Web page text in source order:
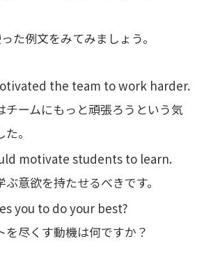
た例文をみてみましょう。
the team to work harder.
チームにもっと頑張ろうという気
。
motivate students to learn.
意欲を持たせるべきです。
you to do your best?
を尽くす動機は何ですか？